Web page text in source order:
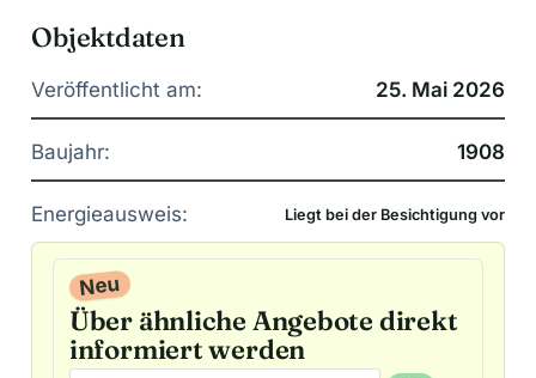
Objektdaten
Veröffentlicht am: 25. Mai 2026
Baujahr: 1908
Energieausweis: Liegt bei der Besichtigung vor
Neu
Über ähnliche Angebote direkt
informiert werden